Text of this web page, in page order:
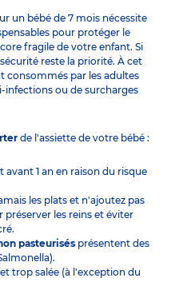
un bébé de 7 mois nécessite
pour protéger le
fragile de votre enfant. Si
reste la priorité. À cet
consommés par les adultes
infections ou de surcharges
de l'assiette de votre bébé :
1 an en raison du risque
les plats et n'ajoutez pas
les reins et éviter
pasteurisés présentent des
trop salée (à l'exception du